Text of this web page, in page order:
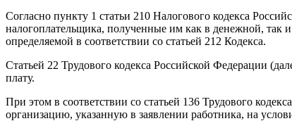
Согласно пункту 1 статьи 210 Налогового кодекса
налогоплательщика, полученные им как в денежной, так
определяемой в соответствии со статьей 212 Кодекса.
Статьей 22 Трудового кодекса Российской Федерации
плату.
При этом в соответствии со статьей 136 Трудового
организацию, указанную в заявлении работника, на